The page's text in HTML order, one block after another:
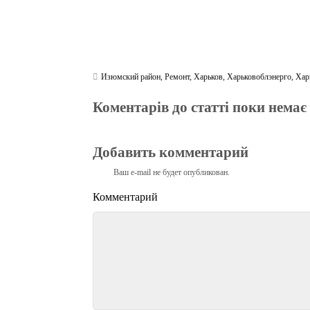
Изюмский район ,Ремонт,Харьков ,Харьковоблэнерго ,
Коментарів до статті поки немає
Добавить комментарий
Ваш e-mail не будет опубликован.
Комментарий